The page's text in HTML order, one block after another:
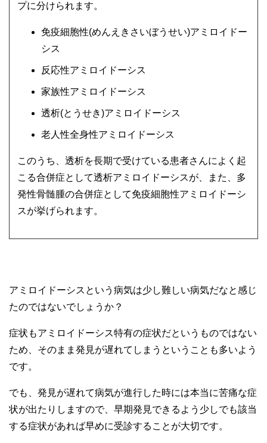
プに分けられます。
免疫細胞性(めんえきさいぼうせい)アミロイドー
シス
反応性アミロイドーシス
家族性アミロイドーシス
透析(とうせき)アミロイドーシス
老人性全身性アミロイドーシス
このうち、透析を長期で受けている患者さんによく起
こる合併症として透析アミロイドーシスが、また、多
発性骨髄腫の合併症として免疫細胞性アミロイドーシ
スが挙げられます。
アミロイドーシスという病気は少し難しい病気だなと感じ
たのではないでしょうか？
症状もアミロイドーシス特有の症状だというものではない
ため、そのまま発見が遅れてしまうということも多いよう
です。
でも、発見が遅れて病気が進行した時には本当に苦痛な症
状が出たりしますので、早期発見できるよう少しでも該当
する症状があれば早めに受診することが大切です。